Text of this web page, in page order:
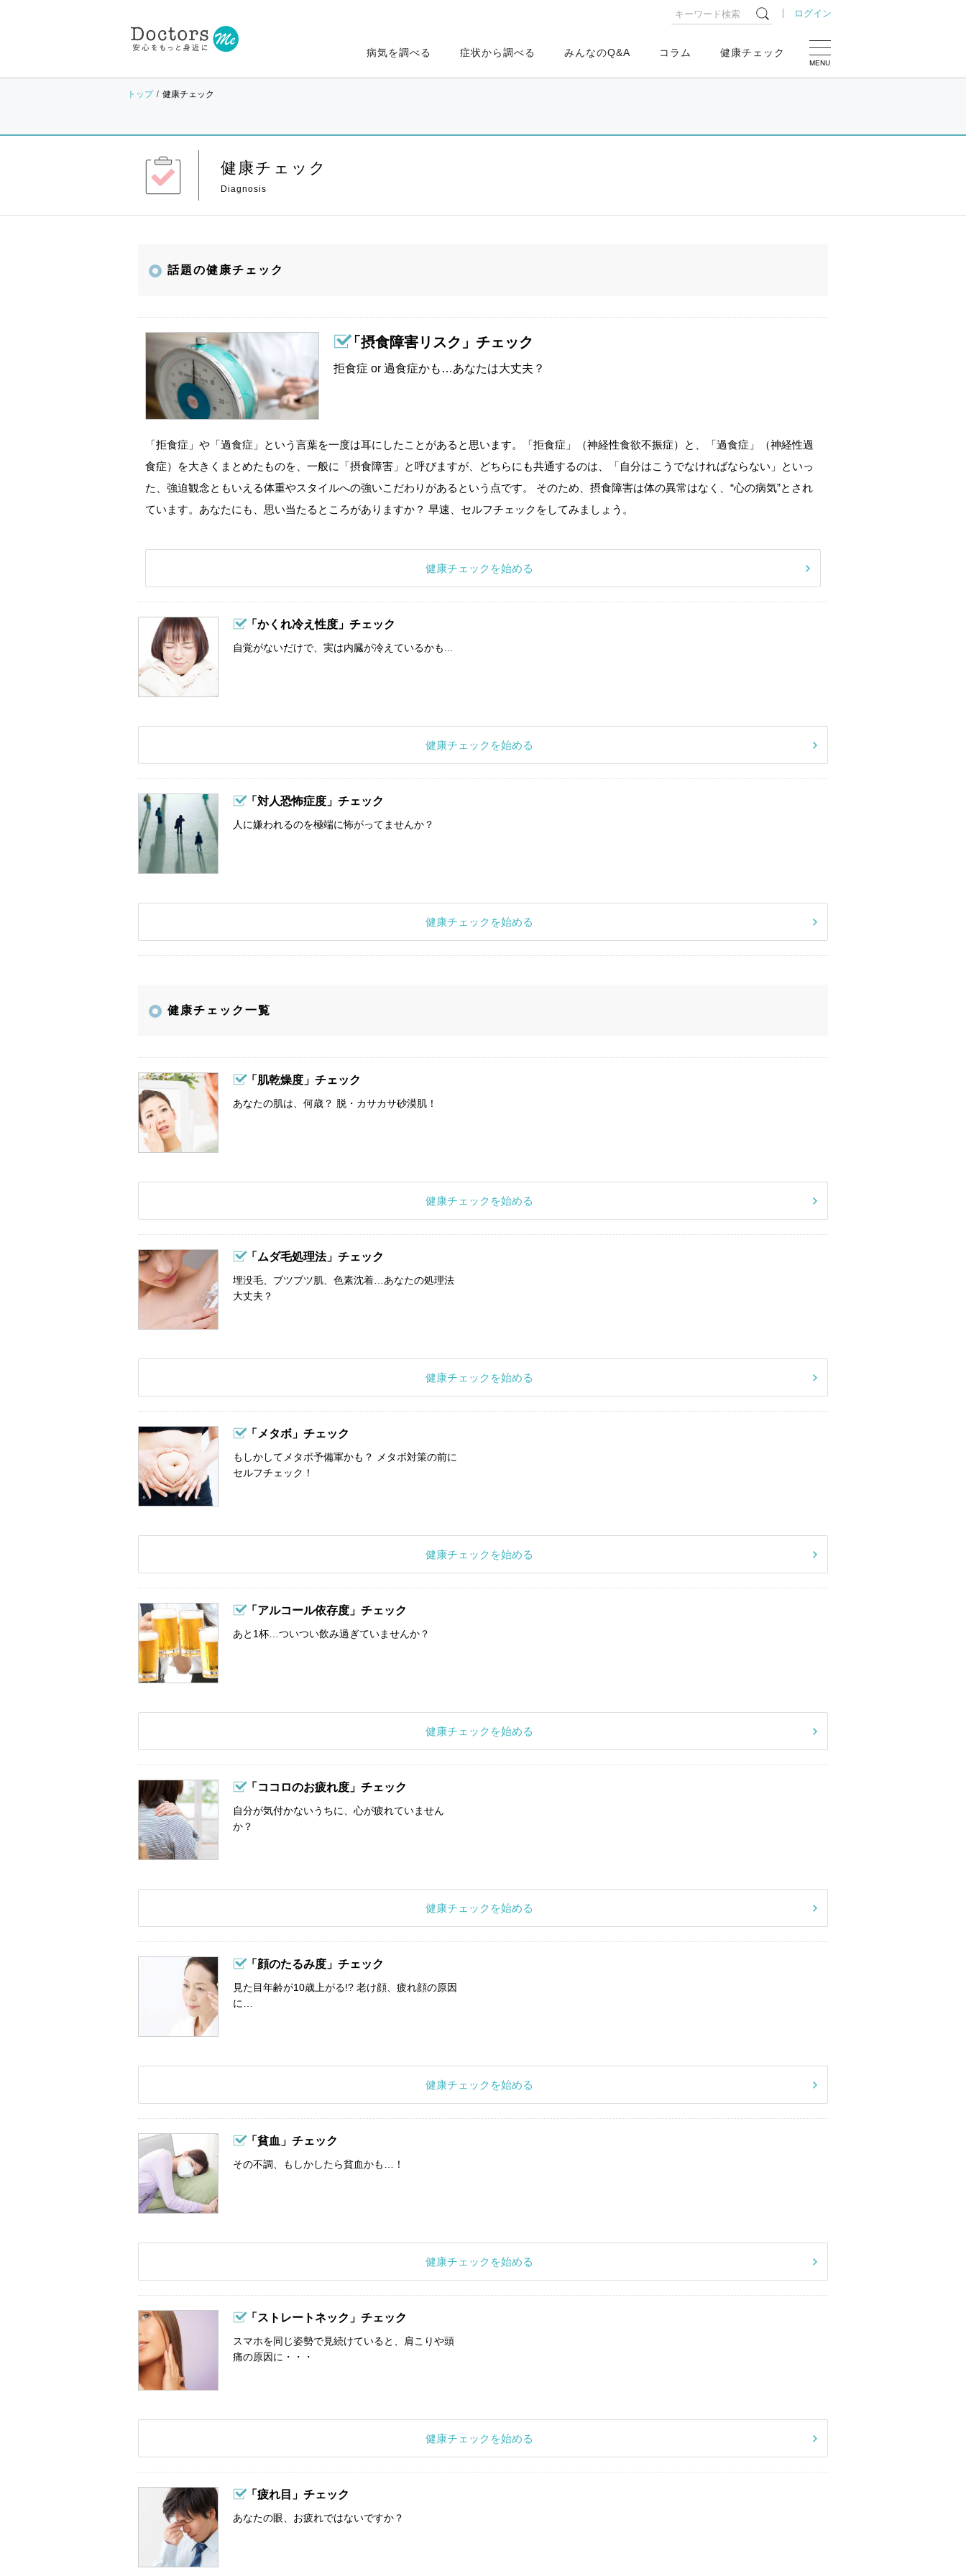
ログイン
MENU
病気を調べる 症状から調べる みんなのQ&A コラム 健康チェック
トップ 健康チェック
健康チェック
話題の健康チェック
「摂食障害リスク」チェック
拒食症 or 過食症かも…あなたは大丈夫？
「拒食症」や「過食症」という言葉を一度は耳にしたことがあると思います。「拒食症」（神経性食欲不振症）と、「過食症」（神経性過
食症）を大きくまとめたものを、一般に「摂食障害」と呼びますが、どちらにも共通するのは、「自分はこうでなければならない」といっ
た、強迫観念ともいえる体重やスタイルへの強いこだわりがあるという点です。 そのため、摂食障害は体の異常はなく、“心の病気”とされ
ています。あなたにも、思い当たるところがありますか？ 早速、セルフチェックをしてみましょう。
健康チェックを始める
「かくれ冷え性度」チェック
自覚がないだけで、実は内臓が冷えているかも...
健康チェックを始める
「対人恐怖症度」チェック
人に嫌われるのを極端に怖がってませんか？
健康チェックを始める
健康チェック一覧
「肌乾燥度」チェック
あなたの肌は、何歳？ 脱・カサカサ砂漠肌！
健康チェックを始める
「ムダ毛処理法」チェック
埋没毛、ブツブツ肌、色素沈着…あなたの処理法
大丈夫？
健康チェックを始める
「メタボ」チェック
もしかしてメタボ予備軍かも？ メタボ対策の前に
セルフチェック！
健康チェックを始める
「アルコール依存度」チェック
あと1杯…ついつい飲み過ぎていませんか？
健康チェックを始める
「ココロのお疲れ度」チェック
自分が気付かないうちに、心が疲れていません
か？
健康チェックを始める
「顔のたるみ度」チェック
見た目年齢が10歳上がる!? 老け顔、疲れ顔の原因
に…
健康チェックを始める
「貧血」チェック
その不調、もしかしたら貧血かも…！
健康チェックを始める
「ストレートネック」チェック
スマホを同じ姿勢で見続けていると、肩こりや頭
痛の原因に・・・
健康チェックを始める
「疲れ目」チェック
あなたの眼、お疲れではないですか？